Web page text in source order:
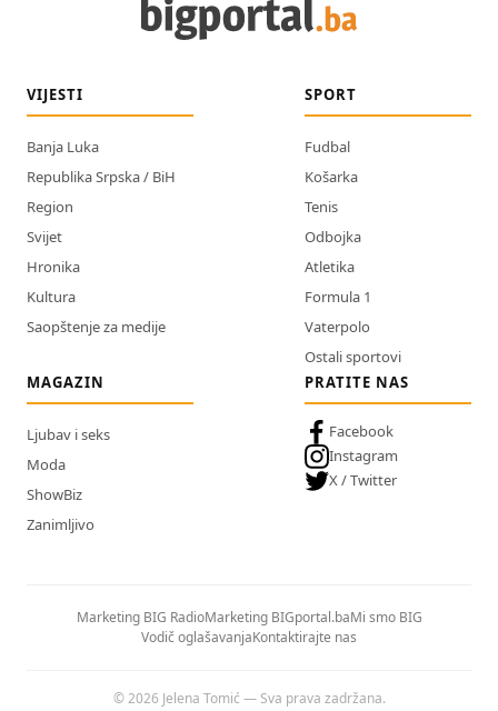
VIJESTI
Banja Luka
Republika Srpska / BiH
Region
Svijet
Hronika
Kultura
Saopštenje za medije
SPORT
Fudbal
Košarka
Tenis
Odbojka
Atletika
Formula 1
Vaterpolo
Ostali sportovi
MAGAZIN
Ljubav i seks
Moda
ShowBiz
Zanimljivo
PRATITE NAS
Facebook
Instagram
X / Twitter
Marketing BIG RadioMarketing BIGportal.baMi smo BIG
Vodič oglašavanjaKontaktirajte nas
© 2026 Jelena Tomić — Sva prava zadržana.